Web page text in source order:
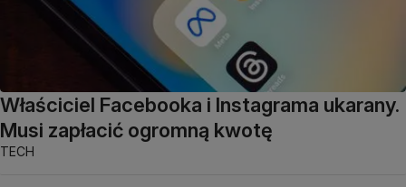
Właściciel Facebooka i Instagrama ukarany.
Musi zapłacić ogromną kwotę
TECH